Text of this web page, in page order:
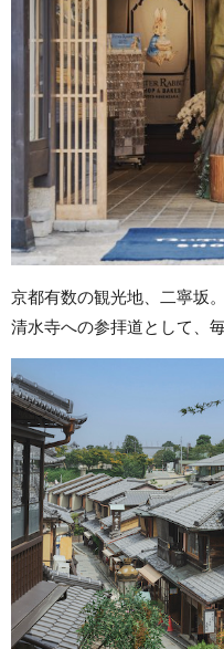
京都有数の観光地、二寧坂
清水寺への参拝道として、